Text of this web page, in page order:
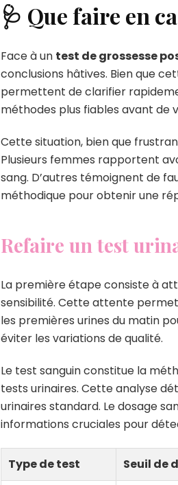
🩺 Que faire en
Face à un test de grossesse
conclusions hâtives. Bien que
permettent de clarifier
méthodes plus fiables avant de
Cette situation, bien que
Plusieurs femmes rapportent
sang. D’autres témoignent de
méthodique pour obtenir une
Refaire un test
La première étape consiste à
sensibilité. Cette attente permet
les premières urines du matin
éviter les variations de qualité.
Le test sanguin constitue la
tests urinaires. Cette analyse
urinaires standard. Le dosage
informations cruciales pour
Type de test Seuil de